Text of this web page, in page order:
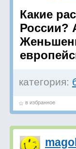
Какие
России?
категория:
в избранное